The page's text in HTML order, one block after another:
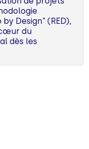
Design" (RED),
du
dès les